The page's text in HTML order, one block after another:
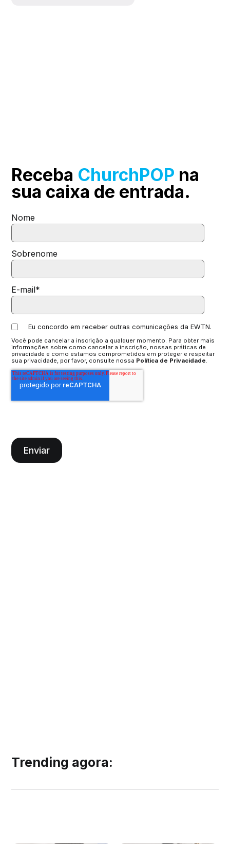
Receba ChurchPOP na
sua caixa de entrada.
Nome
Sobrenome
E-mail*
Eu concordo em receber outras comunicações da EWTN.
Você pode cancelar a inscrição a qualquer momento. Para obter mais
informações sobre como cancelar a inscrição, nossas práticas de
privacidade e como estamos comprometidos em proteger e respeitar
sua privacidade, por favor, consulte nossa Política de Privacidade.
Trending agora: